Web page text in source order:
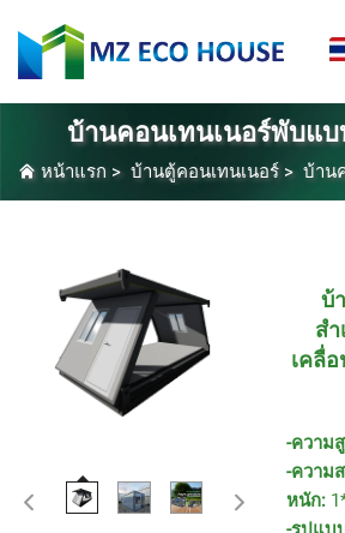
บ้านคอนเทนเนอร์พับแบ
หน้าแรก > บ้านตู้คอนเทนเนอร์ > บ้านคอ
บ้
ส
เคลื่
-ความ
-ความ
หนัก: